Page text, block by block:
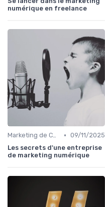
numérique en freelance
Marketing de Contenu • 09/11/2025
Les secrets d'une entreprise
de marketing numérique